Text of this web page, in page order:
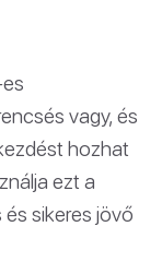
vagy, és
hozhat
ezt a
sikeres jövő